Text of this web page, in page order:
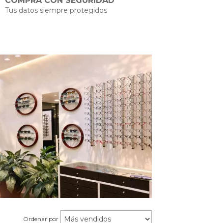
Tus datos siempre protegidos
Ordenar por